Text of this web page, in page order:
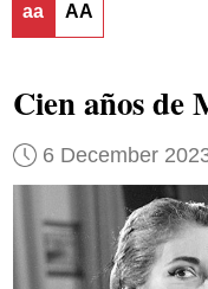
aa AA
Cien años de
6 December